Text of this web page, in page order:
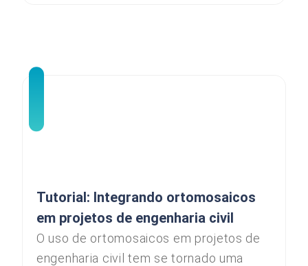
Tutorial: Integrando ortomosaicos
em projetos de engenharia civil
O uso de ortomosaicos em projetos de
engenharia civil tem se tornado uma